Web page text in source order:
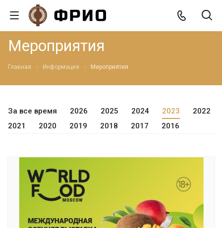
Мероприятия
Главная Информация Мероприятия
За все время 2026 2025 2024 2023
2022
2021
2020 2019 2018 2017 2016